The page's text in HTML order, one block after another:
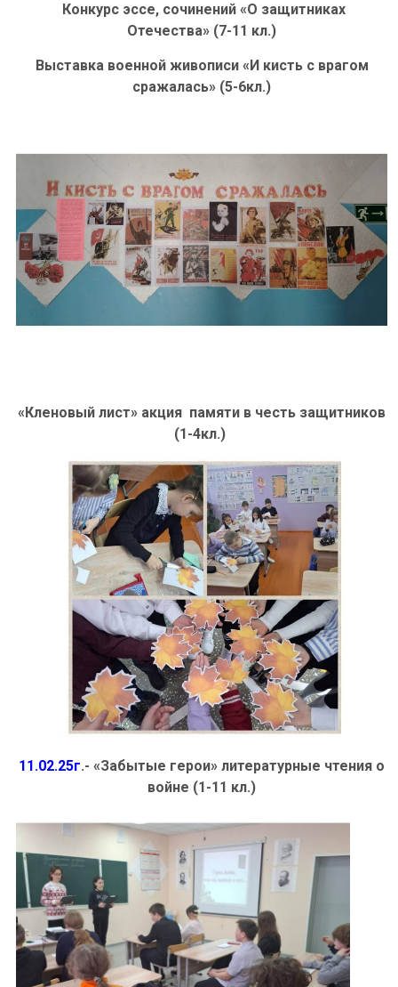
Конкурс эссе, сочинений «О защитниках
Отечества» (7-11 кл.)
Выставка военной живописи «И кисть с врагом
сражалась» (5-6кл.)
«Кленовый лист» акция памяти в честь защитников
(1-4кл.)
11.02.25г.- «Забытые герои» литературные чтения о
войне (1-11 кл.)